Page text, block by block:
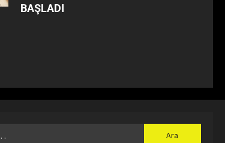
BAŞLADI